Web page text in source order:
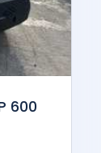
600